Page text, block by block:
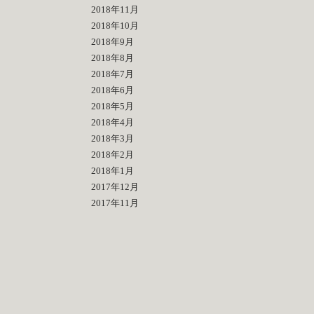
2018年11月
2018年10月
2018年9月
2018年8月
2018年7月
2018年6月
2018年5月
2018年4月
2018年3月
2018年2月
2018年1月
2017年12月
2017年11月